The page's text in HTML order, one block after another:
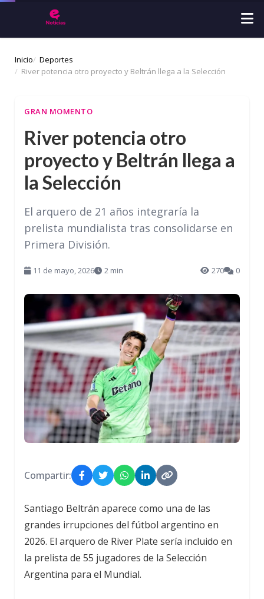
Inicio
Deportes
River potencia otro proyecto y Beltrán llega a la Selección
GRAN MOMENTO
River potencia otro
proyecto y Beltrán llega a
la Selección
El arquero de 21 años integraría la
prelista mundialista tras consolidarse en
Primera División.
11 de mayo, 2026 2 min 270 0
Compartir:
Santiago Beltrán aparece como una de las
grandes irrupciones del fútbol argentino en
2026. El arquero de River Plate sería incluido en
la prelista de 55 jugadores de la Selección
Argentina para el Mundial.